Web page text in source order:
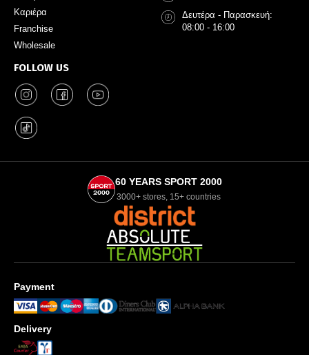
Καριέρα
Franchise
Wholesale
FOLLOW US
Δευτέρα - Παρασκευή:
08:00 - 16:00
60 YEARS SPORT 2000
3000+ stores, 15+ countries
Payment
Delivery